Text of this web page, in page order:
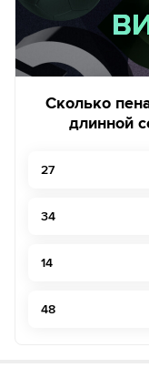
Сколько
длинной
27
34
14
48